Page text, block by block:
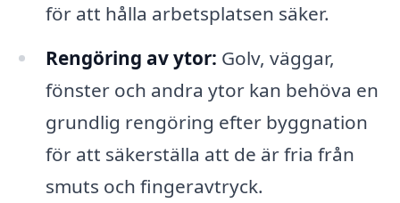
för att hålla arbetsplatsen säker.
Rengöring av ytor: Golv, väggar,
fönster och andra ytor kan behöva en
grundlig rengöring efter byggnation
för att säkerställa att de är fria från
smuts och fingeravtryck.